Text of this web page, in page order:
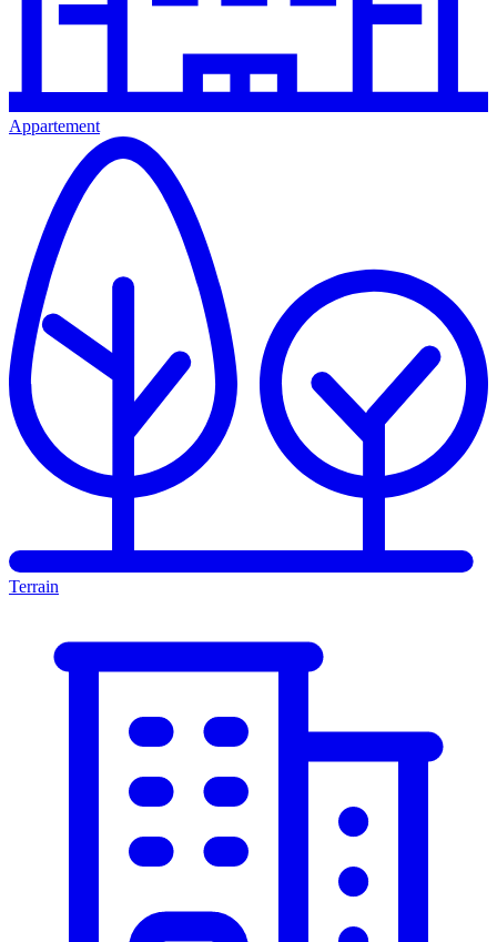
Appartement
Terrain